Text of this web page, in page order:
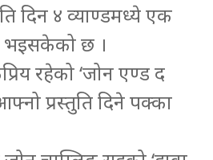
दिन ४ व्याण्डमध्ये एक
भइसकेको छ ।
रहेको ‘जोन एण्ड द
प्रस्तुति दिने पक्का